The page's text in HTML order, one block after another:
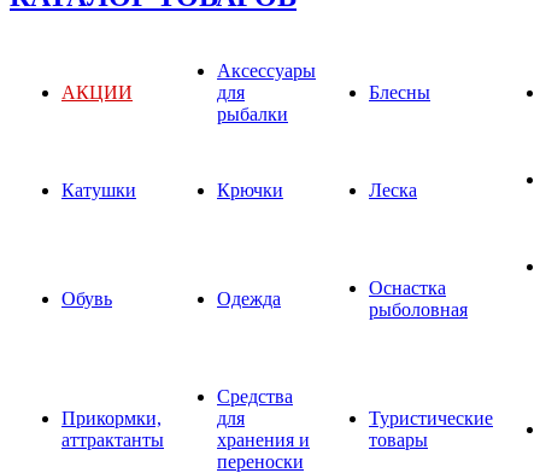
АКЦИИ
Аксессуары
для
рыбалки
Блесны
Катушки Крючки Леска
Обувь Одежда
Оснастка
рыболовная
Прикормки,
аттрактанты
Средства
для
хранения и
переноски
Туристические
товары